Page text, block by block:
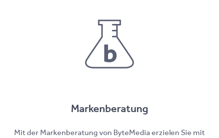
Mar­ken­be­ra­tung
Mit der Markenberatung von ByteMedia erzielen Sie mit